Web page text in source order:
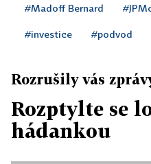
#Madoff Bernard
#investice #podvod
Rozrušily vás
Rozptylte se
hádankou